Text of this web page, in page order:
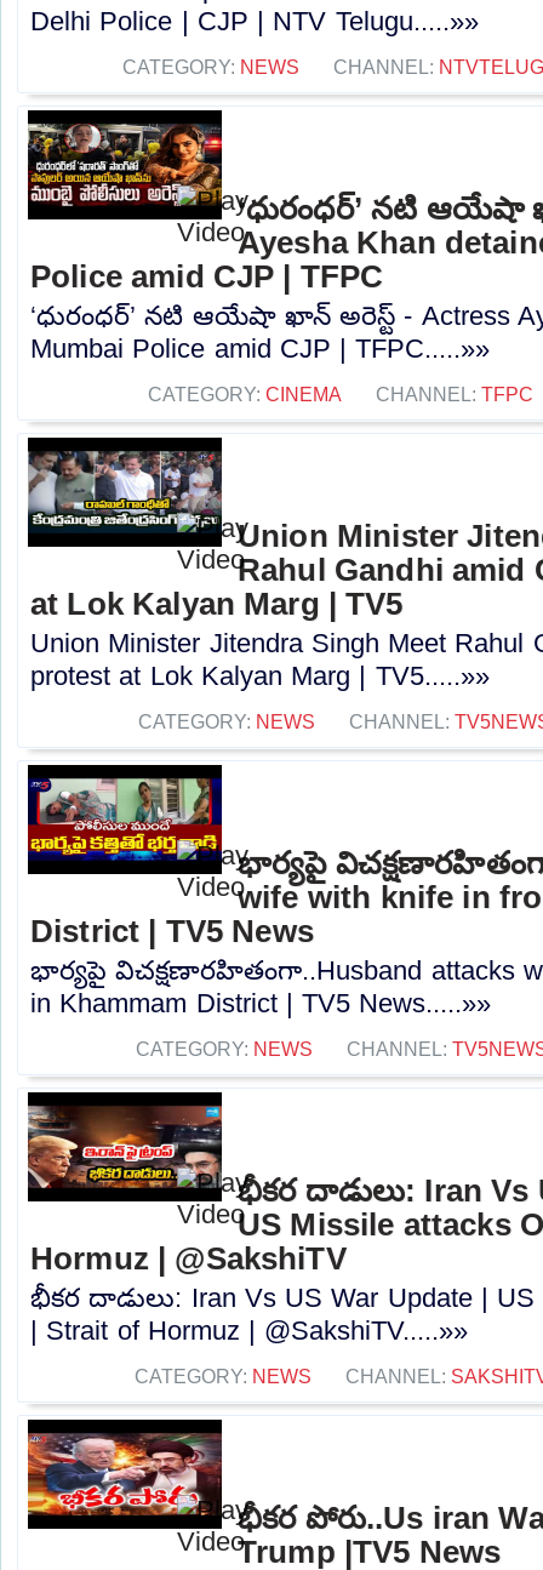
Delhi Police | CJP | NTV Telugu.....»»
CATEGORY: NEWS CHANNEL:
‘ధురంధర్’ నటి ఆయేషా
Ayesha Khan
Police amid CJP | TFPC
‘ధురంధర్’ నటి ఆయేషా ఖాన్ అరెస్ట్ - Actress
Mumbai Police amid CJP | TFPC.....»»
CATEGORY: CINEMA CHANNEL: TFPC
Union Minister
Rahul Gandhi amid
at Lok Kalyan Marg | TV5
Union Minister Jitendra Singh Meet Rahul
protest at Lok Kalyan Marg | TV5.....»»
CATEGORY: NEWS CHANNEL:
భార్యపై
wife with knife in
District | TV5 News
భార్యపై విచక్షణారహితంగా..Husband attacks
in Khammam District | TV5 News.....»»
CATEGORY: NEWS CHANNEL:
భీకర దాడులు: Iran Vs
US Missile attacks
Hormuz | @SakshiTV
భీకర దాడులు: Iran Vs US War Update | US
| Strait of Hormuz | @SakshiTV.....»»
CATEGORY: NEWS CHANNEL:
భీకర పోరు..Us iran
Trump |TV5 News